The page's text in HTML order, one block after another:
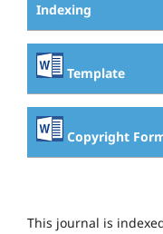
Indexing
Template
Copyright
This journal is